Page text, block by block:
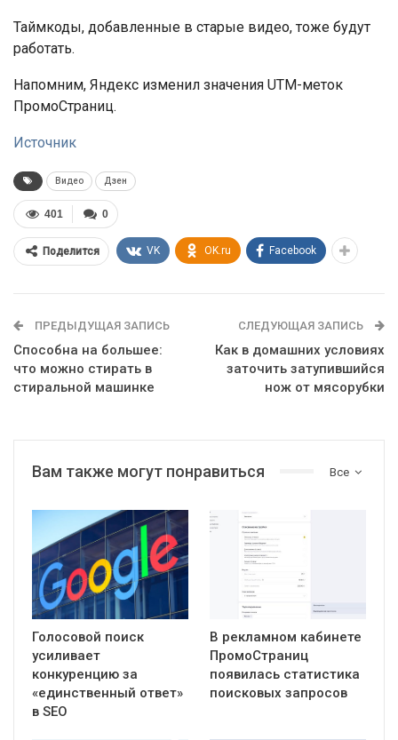
Таймкоды, добавленные в старые видео, тоже будут
работать.
Напомним, Яндекс изменил значения UTM-меток
ПромоСтраниц.
Источник
Видео Дзен
0
401
Поделится VK OK.ru Facebook
ПРЕДЫДУЩАЯ ЗАПИСЬ
Способна на большее:
что можно стирать в
стиральной машинке
СЛЕДУЮЩАЯ ЗАПИСЬ
Как в домашних условиях
заточить затупившийся
нож от мясорубки
Все
Вам также могут понравиться
Голосовой поиск
усиливает
конкуренцию за
«единственный ответ»
в SEO
В рекламном кабинете
ПромоСтраниц
появилась статистика
поисковых запросов